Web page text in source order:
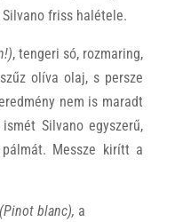
friss halétele.
, tengeri só, rozmaring,
olíva olaj, s persze
nem is maradt
Silvano egyszerű,
Messze kirítt a
(Pinot blanc), a